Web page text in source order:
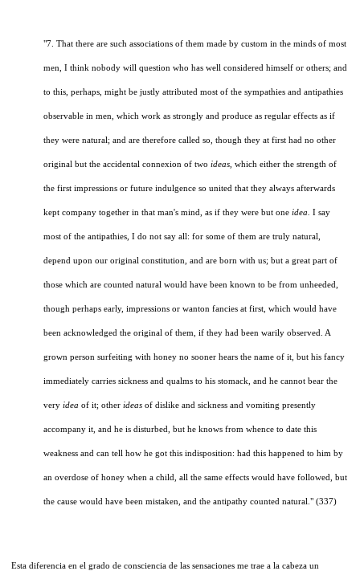
"7. That there are such associations of them made by custom in the minds of most
men, I think nobody will question who has well considered himself or others; and
to this, perhaps, might be justly attributed most of the sympathies and antipathies
observable in men, which work as strongly and produce as regular effects as if
they were natural; and are therefore called so, though they at first had no other
original but the accidental connexion of two ideas , which either the strength of
the first impressions or future indulgence so united that they always afterwards
kept company together in that man's mind, as if they were but one idea. I say
most of the antipathies, I do not say all: for some of them are truly natural,
depend upon our original constitution, and are born with us; but a great part of
those which are counted natural would have been known to be from unheeded,
though perhaps early, impressions or wanton fancies at first, which would have
been acknowledged the original of them, if they had been warily observed. A
grown person surfeiting with honey no sooner hears the name of it, but his fancy
immediately carries sickness and qualms to his stomack, and he cannot bear the
very idea of it; other ideas of dislike and sickness and vomiting presently
accompany it, and he is disturbed, but he knows from whence to date this
weakness and can tell how he got this indisposition: had this happened to him by
an overdose of honey when a child, all the same effects would have followed, but
the cause would have been mistaken, and the antipathy counted natural." (337)
Esta diferencia en el grado de consciencia de las sensaciones me trae a la cabeza un